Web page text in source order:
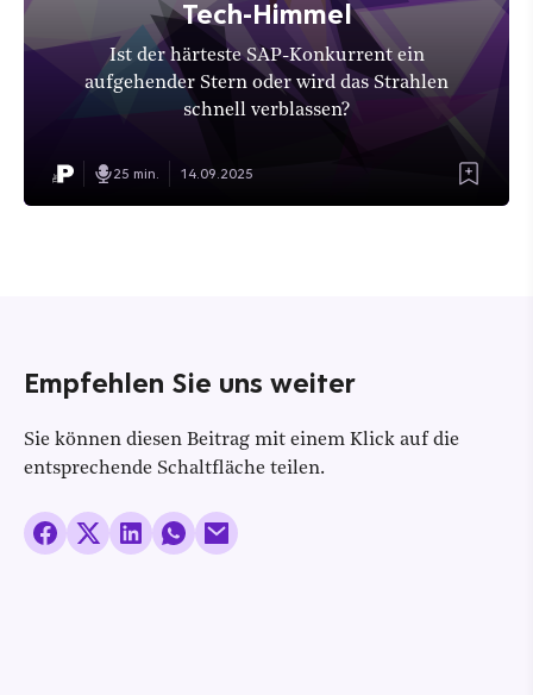
Tech-Himmel
Ist der härteste SAP-Konkurrent ein
aufgehender Stern oder wird das Strahlen
schnell verblassen?
25 min. 14.09.2025
Empfehlen Sie uns weiter
Sie können diesen Beitrag mit einem Klick auf die
entsprechende Schaltfläche teilen.